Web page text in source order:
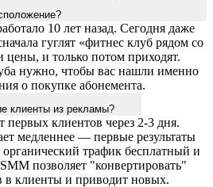
10 лет назад. Сегодня даже
гуглят «фитнес клуб рядом со
и только потом приходят.
нужно, чтобы вас нашли именно
о покупке абонемента.
клиенты из рекламы?
первых клиентов через 2-3 дня.
медленнее — первые результаты
органический трафик бесплатный и
позволяет "конвертировать"
клиенты и приводит новых.